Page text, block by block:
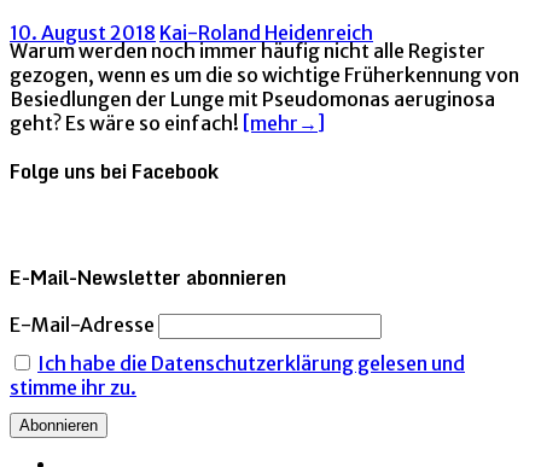
10. August 2018 Kai-Roland Heidenreich
Warum werden noch immer häufig nicht alle Register
gezogen, wenn es um die so wichtige Früherkennung von
Besiedlungen der Lunge mit Pseudomonas aeruginosa
geht? Es wäre so einfach! [mehr→]
Folge uns bei Facebook
E-Mail-Newsletter abonnieren
E-Mail-Adresse
Ich habe die Datenschutzerklärung gelesen und
stimme ihr zu.